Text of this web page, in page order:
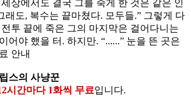
상에서도 결국 그를 죽게 한 것은 같은 인
래도, 복수는 끝마쳤다. 모두들.” 그렇게 다
투 끝에 죽은 그의 마지막은 걸어다니는
어야 했을 터. 하지만. “......” 눈을 뜬 곳은
안내
스의 사냥꾼
시간마다 1화씩 무료입니다.